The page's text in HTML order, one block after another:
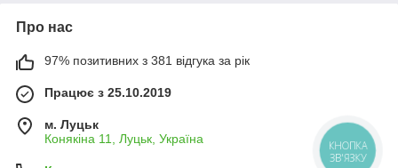
Про нас
97% позитивних з 381 відгука за рік
Працює з 25.10.2019
м. Луцьк
Конякіна 11, Луцьк, Україна
КНОПКА
ЗВ'ЯЗКУ